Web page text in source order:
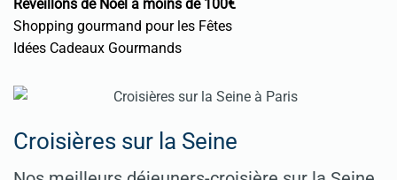
Réveillons de Noël à moins de 100€
Shopping gourmand pour les Fêtes
Idées Cadeaux Gourmands
Croisières sur la Seine